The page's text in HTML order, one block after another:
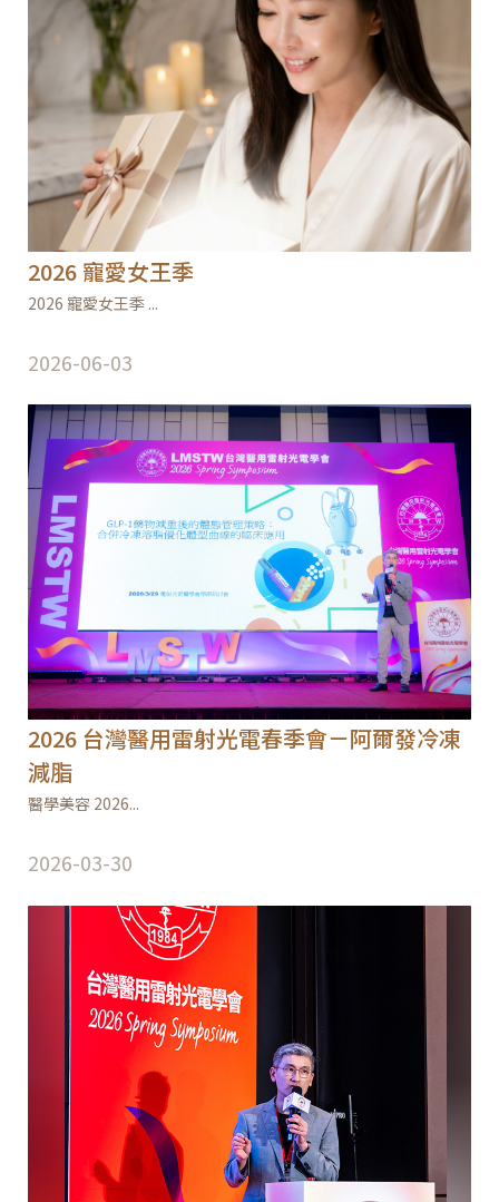
2026 寵愛女王季
2026 寵愛女王季 ...
2026-06-03
2026 台灣醫用雷射光電春季會－阿爾發冷凍
減脂
醫學美容 2026...
2026-03-30